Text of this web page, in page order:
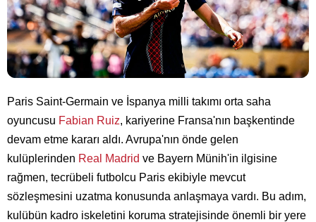
Paris Saint-Germain ve İspanya milli takımı orta saha
oyuncusu Fabian Ruiz, kariyerine Fransa'nın başkentinde
devam etme kararı aldı. Avrupa'nın önde gelen
kulüplerinden Real Madrid ve Bayern Münih'in ilgisine
rağmen, tecrübeli futbolcu Paris ekibiyle mevcut
sözleşmesini uzatma konusunda anlaşmaya vardı. Bu adım,
kulübün kadro iskeletini koruma stratejisinde önemli bir yere